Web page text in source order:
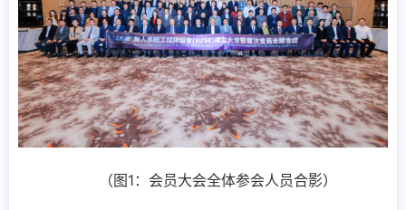
（图1：会员大会全体参会人员合影）